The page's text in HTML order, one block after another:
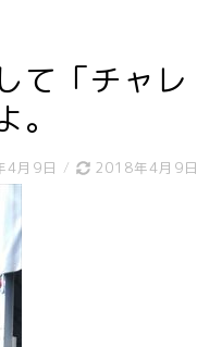
て「チャレ
4月9日 / 2018年4月9日